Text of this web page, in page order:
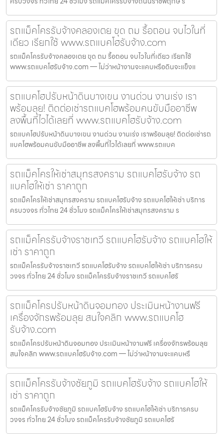
รถแม็คโครรับจ้างคลองเตย ขุด ถม รื้อถอน จบไวในที่
เดียว เรียกใช้ www.รถแบคโฮรับจ้าง.com
รถแม็คโครรับจ้างคลองเตย ขุด ถม รื้อถอน จบไวในที่เดียว เรียกใช้
www.รถแบคโฮรับจ้าง.com — ไม่ว่าหน้างานจะแคบหรือดินจะแข็งแ
รถแบคโฮปรับหน้าดินบางเขน งานด่วน งานเร่ง เรา
พร้อมลุย! ติดต่อเช่ารถแบคโฮพร้อมคนขับมืออาชีพ
ลงพื้นที่ไวได้เลยที่ www.รถแบคโฮรับจ้าง.com
รถแบคโฮปรับหน้าดินบางเขน งานด่วน งานเร่ง เราพร้อมลุย! ติดต่อเช่ารถ
แบคโฮพร้อมคนขับมืออาชีพ ลงพื้นที่ไวได้เลยที่ www.รถแบค
รถแม็คโครให้เช่าสมุทรสงคราม รถแบคโฮรับจ้าง รถ
แบคโฮให้เช่า ราคาถูก
รถแม็คโครให้เช่าสมุทรสงคราม รถแบคโฮรับจ้าง รถแบคโฮให้เช่า บริการ
ครบวงจร ทั่วไทย 24 ชั่วโมง รถแม็คโครให้เช่าสมุทรสงคราม ร
รถแม็คโครรับจ้างราชเทวี รถแบคโฮรับจ้าง รถแบคโฮให้
เช่า ราคาถูก
รถแม็คโครรับจ้างราชเทวี รถแบคโฮรับจ้าง รถแบคโฮให้เช่า บริการครบ
วงจร ทั่วไทย 24 ชั่วโมง รถแม็คโครรับจ้างราชเทวี รถแบคโฮรั
รถแม็คโครปรับหน้าดินจอมทอง ประเมินหน้างานฟรี
เครื่องจักรพร้อมลุย สนใจคลิก www.รถแบคโฮ
รับจ้าง.com
รถแม็คโครปรับหน้าดินจอมทอง ประเมินหน้างานฟรี เครื่องจักรพร้อมลุย
สนใจคลิก www.รถแบคโฮรับจ้าง.com — ไม่ว่าหน้างานจะแคบหรื
รถแม็คโครรับจ้างชัยภูมิ รถแบคโฮรับจ้าง รถแบคโฮให้
เช่า ราคาถูก
รถแม็คโครรับจ้างชัยภูมิ รถแบคโฮรับจ้าง รถแบคโฮให้เช่า บริการครบ
วงจร ทั่วไทย 24 ชั่วโมง รถแม็คโครรับจ้างชัยภูมิ รถแบคโฮรั